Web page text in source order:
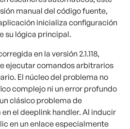
manual del código fuente,
inicializa configuración
su lógica principal.
en la versión 2.1.118,
ejecutar comandos arbitrarios
El núcleo del problema no
complejo ni un error profundo
clásico problema de
el deeplink handler. Al inducir
en un enlace especialmente